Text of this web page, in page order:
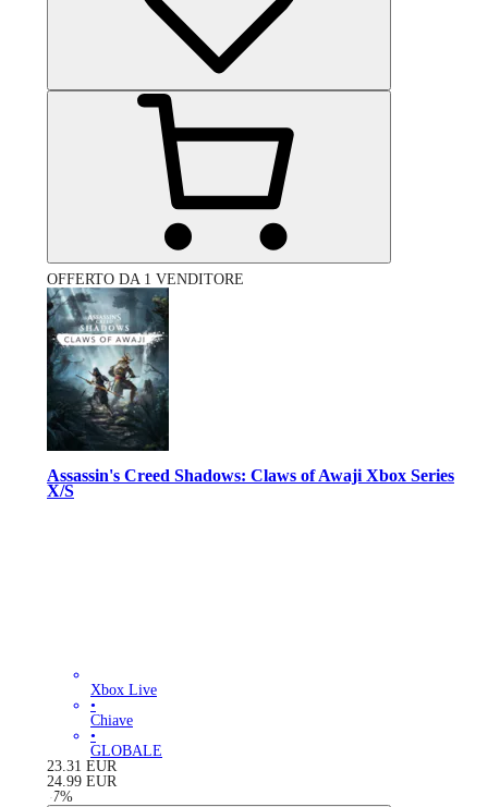
OFFERTO DA 1 VENDITORE
Assassin's Creed Shadows: Claws of Awaji Xbox Series
X/S
Xbox Live
•
Chiave
•
GLOBALE
23.31 EUR
24.99 EUR
-7%